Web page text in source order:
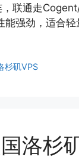
联通走
强劲，适合轻
杉矶VPS
洛杉